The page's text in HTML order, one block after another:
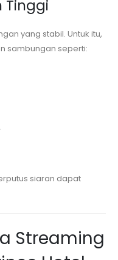
Tinggi
yang stabil. Untuk itu,
sambungan seperti:
siaran dapat
Streaming